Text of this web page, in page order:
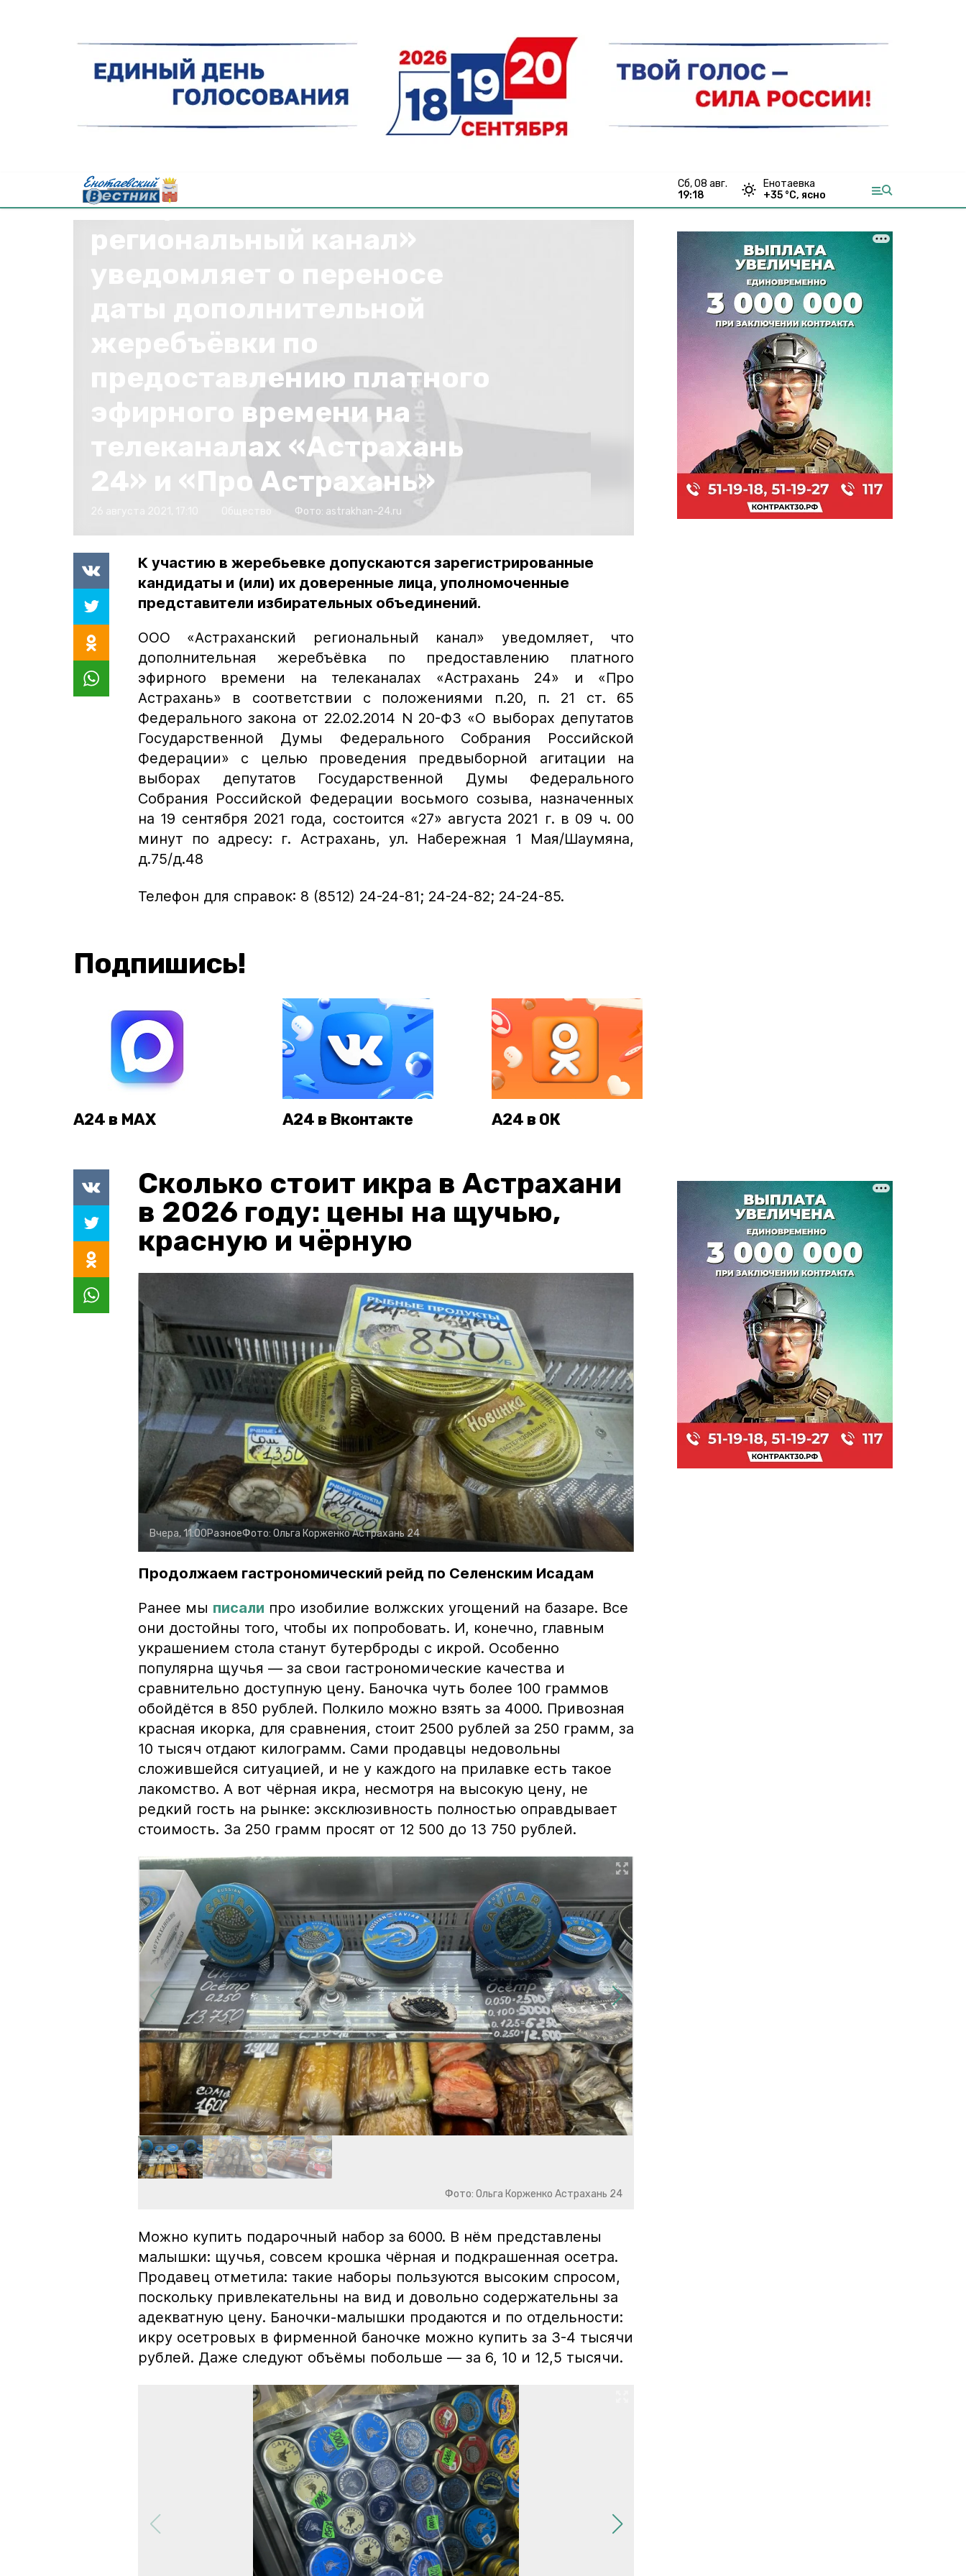
сб, 08 авг.
19:18
Енотаевка
+35 °С, ясно
«Астраханский
региональный канал»
уведомляет о переносе
даты дополнительной
жеребъёвки по
предоставлению платного
эфирного времени на
телеканалах «Астрахань
24» и «Про Астрахань»
Общество Фото: astrakhan-24.ru
К участию в жеребьевке допускаются зарегистрированные
кандидаты и (или) их доверенные лица, уполномоченные
представители избирательных объединений.
ООО «Астраханский региональный канал» уведомляет, что
дополнительная жеребъёвка по предоставлению платного
эфирного времени на телеканалах «Астрахань 24» и «Про
Астрахань» в соответствии с положениями п.20, п. 21 ст. 65
Федерального закона от 22.02.2014 N 20-ФЗ «О выборах депутатов
Государственной Думы Федерального Собрания Российской
Федерации» с целью проведения предвыборной агитации на
выборах депутатов Государственной Думы Федерального
Собрания Российской Федерации восьмого созыва, назначенных
на 19 сентября 2021 года, состоится «27» августа 2021 г. в 09 ч. 00
минут по адресу: г. Астрахань, ул. Набережная 1 Мая/Шаумяна,
д.75/д.48
Телефон для справок: 8 (8512) 24-24-81; 24-24-82; 24-24-85.
Подпишись!
А24 в MAX А24 в Вконтакте А24 в ОК
Сколько стоит икра в Астрахани
в 2026 году: цены на щучью,
красную и чёрную
Вчера, 11:00РазноеФото: Ольга КорженкоАстрахань 24
Продолжаем гастрономический рейд по Селенским Исадам
Ранее мы писали про изобилие волжских угощений на базаре. Все
они достойны того, чтобы их попробовать. И, конечно, главным
украшением стола станут бутерброды с икрой. Особенно
популярна щучья — за свои гастрономические качества и
сравнительно доступную цену. Баночка чуть более 100 граммов
обойдётся в 850 рублей. Полкило можно взять за 4000. Привозная
красная икорка, для сравнения, стоит 2500 рублей за 250 грамм, за
10 тысяч отдают килограмм. Сами продавцы недовольны
сложившейся ситуацией, и не у каждого на прилавке есть такое
лакомство. А вот чёрная икра, несмотря на высокую цену, не
редкий гость на рынке: эксклюзивность полностью оправдывает
стоимость. За 250 грамм просят от 12 500 до 13 750 рублей.
Фото: Ольга Корженко Астрахань 24
Можно купить подарочный набор за 6000. В нём представлены
малышки: щучья, совсем крошка чёрная и подкрашенная осетра.
Продавец отметила: такие наборы пользуются высоким спросом,
поскольку привлекательны на вид и довольно содержательны за
адекватную цену. Баночки-малышки продаются и по отдельности:
икру осетровых в фирменной баночке можно купить за 3-4 тысячи
рублей. Даже следуют объёмы побольше — за 6, 10 и 12,5 тысячи.